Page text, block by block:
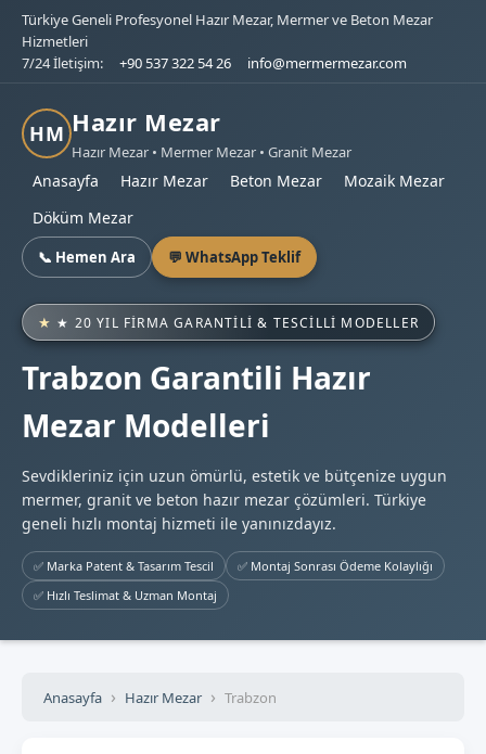
Türkiye Geneli Profesyonel Hazır Mezar, Mermer ve Beton Mezar
Hizmetleri
7/24 İletişim:
+90 537 322 54 26 info@mermermezar.com
HM Hazır Mezar
Hazır Mezar • Mermer Mezar • Granit Mezar
Anasayfa Hazır Mezar Beton Mezar
Mozaik Mezar
Döküm Mezar
📞 Hemen Ara 💬 WhatsApp Teklif
★ 20 YIL FIRMA GARANTILI & TESCILLI MODELLER
Trabzon Garantili Hazır
Mezar Modelleri
Sevdikleriniz için uzun ömürlü, estetik ve bütçenize uygun
mermer, granit ve beton hazır mezar çözümleri. Türkiye
geneli hızlı montaj hizmeti ile yanınızdayız.
✅ Marka Patent & Tasarım Tescil
✅ Montaj Sonrası Ödeme Kolaylığı
✅ Hızlı Teslimat & Uzman Montaj
Anasayfa Hazır Mezar Trabzon